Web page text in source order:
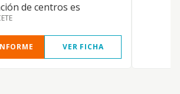
de centros es
VER FICHA